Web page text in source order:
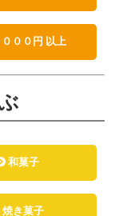
００円 以上
和菓子
焼き菓子